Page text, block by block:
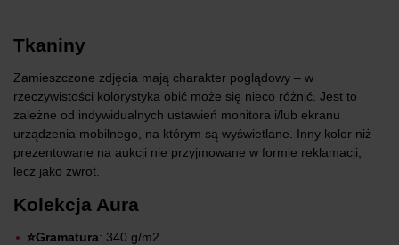
Tkaniny
Zamieszczone zdjęcia mają charakter poglądowy – w
rzeczywistości kolorystyka obić może się nieco różnić. Jest to
zależne od indywidualnych ustawień monitora i/lub ekranu
urządzenia mobilnego, na którym są wyświetlane. Inny kolor niż
prezentowane na aukcji nie przyjmowane w formie reklamacji,
lecz jako zwrot.
Kolekcja Aura
⭐Gramatura: 340 g/m2